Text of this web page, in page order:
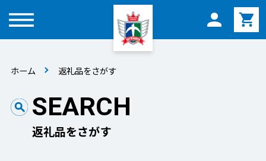
メニュー
ホーム 返礼品をさがす
SEARCH
返礼品をさがす